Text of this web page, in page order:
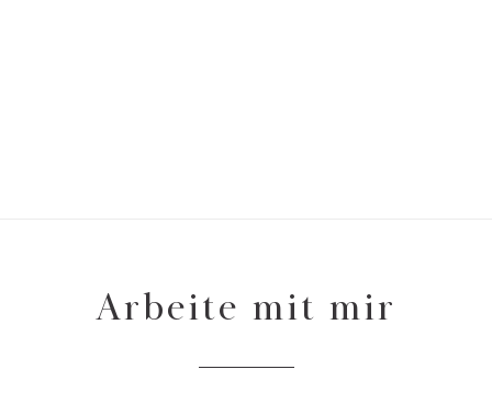
Arbeite mit mir